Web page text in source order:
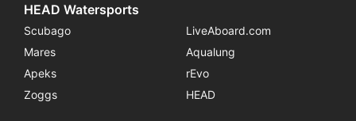
HEAD Watersports
Scubago
LiveAboard.com
Mares
Aqualung
Apeks
rEvo
Zoggs
HEAD